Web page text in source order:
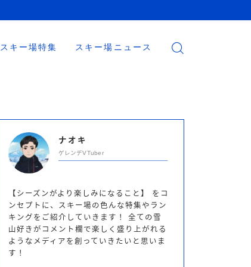
スキー場特集 スキー場ニュース
ナオキ
ゲレンデVTuber
【シーズンがより楽しみになること】 をコ
ンセプトに、スキー場の色んな特集やラン
キングをご紹介していきます！ 全ての雪
山好きがコメント欄で楽しく盛り上がれる
ようなメディアを創っていきたいと思いま
す！